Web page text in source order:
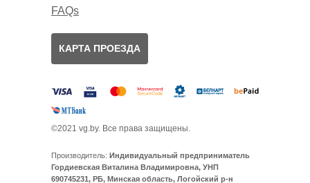
Производитель: Индивидуальный предприниматель
Гордиевская Виталина Владимировна, УНП
690745231, РБ, Минская область, Логойский р-н
КАРТА ПРОЕЗДА
FAQs
©2021 vg.by. Все права защищены.